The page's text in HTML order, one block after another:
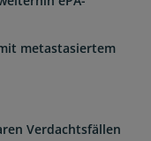
metastasiertem
Verdachtsfällen